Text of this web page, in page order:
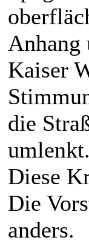
Anhang
Kaiser
die
Diese
Die
anders.